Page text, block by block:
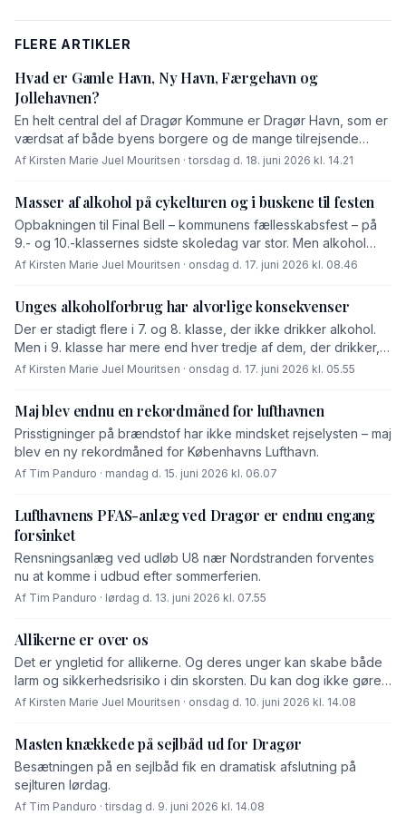
FLERE ARTIKLER
Hvad er Gamle Havn, Ny Havn, Færgehavn og
Jollehavnen?
En helt central del af Dragør Kommune er Dragør Havn, som er
værdsat af både byens borgere og de mange tilrejsende
turister. Men Dragør Havn er ikke bare Dragør Havn. […]
Af Kirsten Marie Juel Mouritsen · torsdag d. 18. juni 2026 kl. 14.21
Masser af alkohol på cykelturen og i buskene til festen
Opbakningen til Final Bell – kommunens fællesskabsfest – på
9.- og 10.-klassernes sidste skoledag var stor. Men alkohol
lader alligevel til at have spillet en massiv rolle hele dagen.
Af Kirsten Marie Juel Mouritsen · onsdag d. 17. juni 2026 kl. 08.46
Unges alkoholforbrug har alvorlige konsekvenser
Der er stadigt flere i 7. og 8. klasse, der ikke drikker alkohol.
Men i 9. klasse har mere end hver tredje af dem, der drikker,
drukket så meget, at de har oplevet hukommelsestab eller
Af Kirsten Marie Juel Mouritsen · onsdag d. 17. juni 2026 kl. 05.55
Maj blev endnu en rekordmåned for lufthavnen
Prisstigninger på brændstof har ikke mindsket rejselysten – maj
blev en ny rekordmåned for Københavns Lufthavn.
Af Tim Panduro · mandag d. 15. juni 2026 kl. 06.07
Lufthavnens PFAS-anlæg ved Dragør er endnu engang
forsinket
Rensningsanlæg ved udløb U8 nær Nordstranden forventes
nu at komme i udbud efter sommerferien.
Af Tim Panduro · lørdag d. 13. juni 2026 kl. 07.55
Allikerne er over os
Det er yngletid for allikerne. Og deres unger kan skabe både
larm og sikkerhedsrisiko i din skorsten. Du kan dog ikke gøre
noget ved det nu, fordi fuglene er fredet. Kun forebygge, så
Af Kirsten Marie Juel Mouritsen · onsdag d. 10. juni 2026 kl. 14.08
Masten knækkede på sejlbåd ud for Dragør
Besætningen på en sejlbåd fik en dramatisk afslutning på
sejlturen lørdag.
Af Tim Panduro · tirsdag d. 9. juni 2026 kl. 14.08